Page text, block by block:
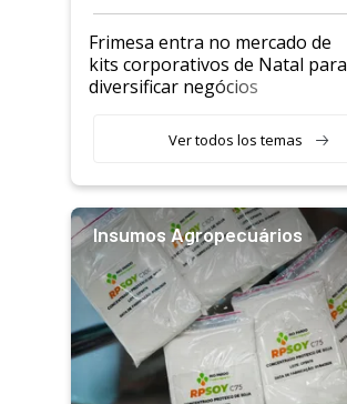
Frimesa entra no mercado de
kits corporativos de Natal para
diversificar negócios
Ver todos los temas
Insumos Agropecuários